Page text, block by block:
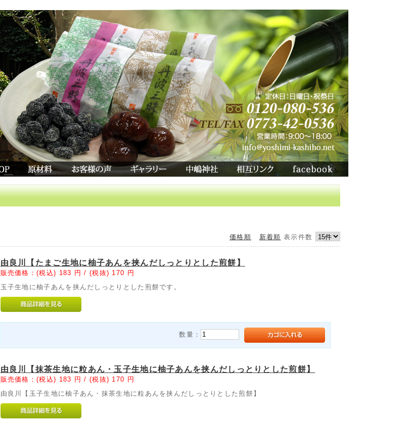
価格順 新着順 表示件数
由良川【たまご生地に柚子あんを挟んだしっとりとした煎餅】
販売価格：(税込) 183 円 / (税抜) 170 円
玉子生地に柚子あんを挟んだしっとりとした煎餅です。
数量：
由良川【抹茶生地に粒あん・玉子生地に柚子あんを挟んだしっとりとした煎餅】
販売価格：(税込) 183 円 / (税抜) 170 円
由良川【玉子生地に柚子あん・抹茶生地に粒あんを挟んだしっとりとした煎餅】